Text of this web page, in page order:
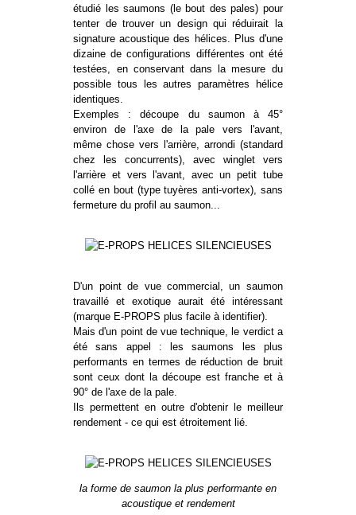
étudié les saumons (le bout des pales) pour
tenter de trouver un design qui réduirait la
signature acoustique des hélices. Plus d'une
dizaine de configurations différentes ont été
testées, en conservant dans la mesure du
possible tous les autres paramètres hélice
identiques.
Exemples : découpe du saumon à 45°
environ de l'axe de la pale vers l'avant,
même chose vers l'arrière, arrondi (standard
chez les concurrents), avec winglet vers
l'arrière et vers l'avant, avec un petit tube
collé en bout (type tuyères anti-vortex), sans
fermeture du profil au saumon...
D'un point de vue commercial, un saumon
travaillé et exotique aurait été intéressant
(marque E-PROPS plus facile à identifier).
Mais d'un point de vue technique, le verdict a
été sans appel : les saumons les plus
performants en termes de réduction de bruit
sont ceux dont la découpe est franche et à
90° de l'axe de la pale.
Ils permettent en outre d'obtenir le meilleur
rendement - ce qui est étroitement lié.
la forme de saumon la plus performante en
acoustique et rendement